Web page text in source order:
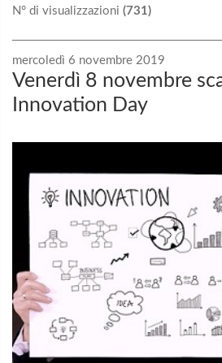
N° di visualizzazioni (731)
mercoledì 6 novembre 2019
Venerdì 8 novembre
Innovation Day